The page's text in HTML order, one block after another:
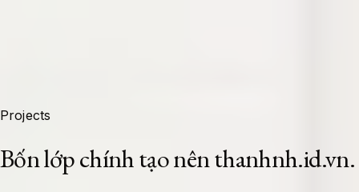
Projects
Bốn lớp chính tạo nên thanhnh.id.vn.